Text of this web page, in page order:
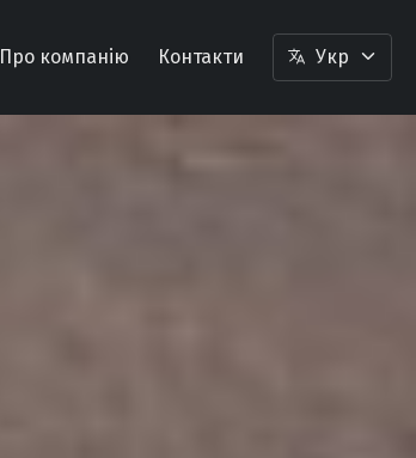
Про компанію Контакти Укр